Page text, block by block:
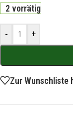
2 vorrätig
- +
Zur Wunschliste